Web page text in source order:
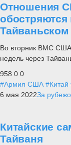
Отношения
Во вторник ВМС США
недель через
958 0 0
#Армия США #Китай
6 мая 2022За
Китайские
Тайваня